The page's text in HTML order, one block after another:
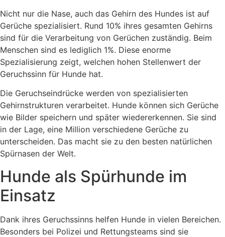
Nicht nur die Nase, auch das Gehirn des Hundes ist auf
Gerüche spezialisiert. Rund 10% ihres gesamten Gehirns
sind für die Verarbeitung von Gerüchen zuständig. Beim
Menschen sind es lediglich 1%. Diese enorme
Spezialisierung zeigt, welchen hohen Stellenwert der
Geruchssinn für Hunde hat.
Die Geruchseindrücke werden von spezialisierten
Gehirnstrukturen verarbeitet. Hunde können sich Gerüche
wie Bilder speichern und später wiedererkennen. Sie sind
in der Lage, eine Million verschiedene Gerüche zu
unterscheiden. Das macht sie zu den besten natürlichen
Spürnasen der Welt.
Hunde als Spürhunde im
Einsatz
Dank ihres Geruchssinns helfen Hunde in vielen Bereichen.
Besonders bei Polizei und Rettungsteams sind sie